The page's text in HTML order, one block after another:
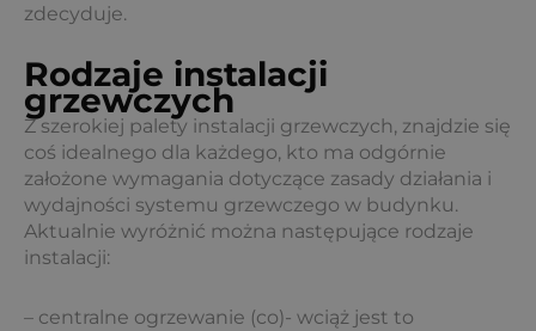
zdecyduje.
Rodzaje instalacji
grzewczych
Z szerokiej palety instalacji grzewczych, znajdzie się
coś idealnego dla każdego, kto ma odgórnie
założone wymagania dotyczące zasady działania i
wydajności systemu grzewczego w budynku.
Aktualnie wyróżnić można następujące rodzaje
instalacji:
– centralne ogrzewanie (co)- wciąż jest to